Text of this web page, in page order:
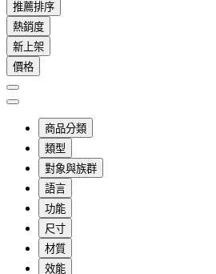
推薦排序
熱銷度
新上架
價格
商品分類
類型
對象與族群
語言
功能
尺寸
材質
效能